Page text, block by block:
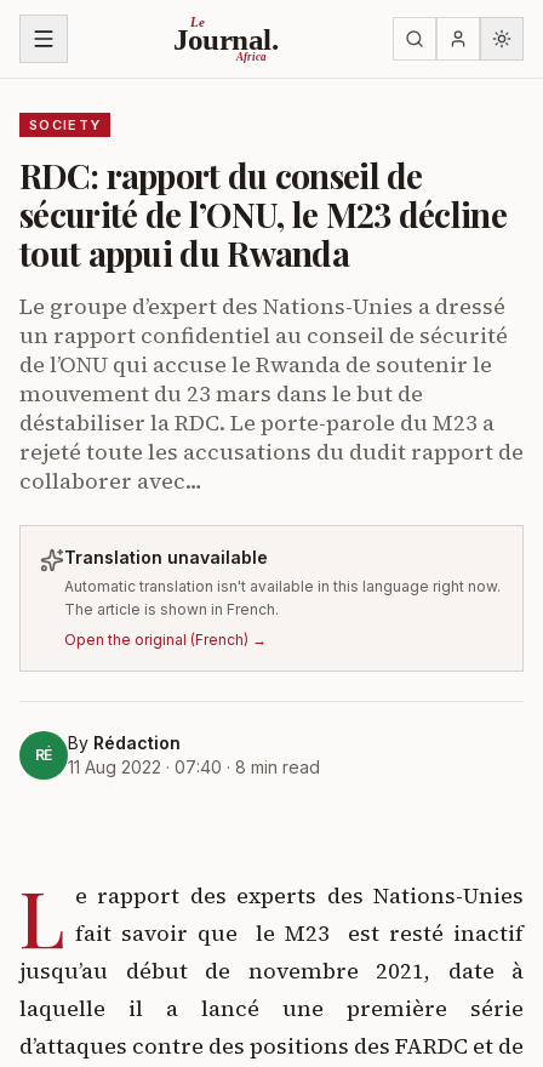
Skip to content Le
Journal.
Africa
SOCIETY
RDC: rapport du conseil de
sécurité de l’ONU, le M23 décline
tout appui du Rwanda
Le groupe d’expert des Nations-Unies a dressé
un rapport confidentiel au conseil de sécurité
de l’ONU qui accuse le Rwanda de soutenir le
mouvement du 23 mars dans le but de
déstabiliser la RDC. Le porte-parole du M23 a
rejeté toute les accusations du dudit rapport de
collaborer avec…
Translation unavailable
Automatic translation isn't available in this language right now.
The article is shown in French.
Open the original (French) →
RÉ
By Rédaction
11 Aug 2022 · 07:40 · 8 min read
L e rapport des experts des Nations-Unies
fait savoir que le M23 est resté inactif
jusqu’au début de novembre 2021, date à
laquelle il a lancé une première série
d’attaques contre des positions des FARDC et de